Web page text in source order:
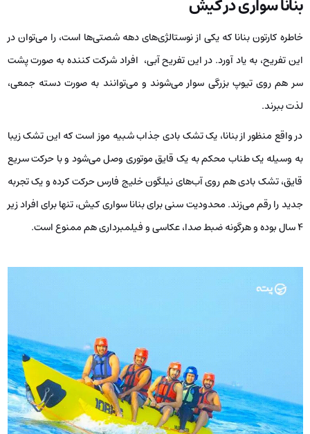
بنانا سواری در کیش
خاطره کارتون بنانا که یکی از نوستالژی‌های دهه شصتی‌ها است، را می‌توان در
این تفریح، به یاد آورد. در این تفریح آبی، افراد شرکت کننده به صورت پشت
سر هم روی تیوپ بزرگی سوار می‌شوند و می‌توانند به صورت دسته جمعی،
لذت ببرند.
در واقع منظور از بنانا، یک تشک بادی جذاب شبیه موز است که این تشک زیبا
به وسیله یک طناب محکم به یک قایق موتوری وصل می‌شود و با حرکت سریع
قایق، تشک بادی هم روی آب‌های نیلگون خلیج فارس حرکت کرده و یک تجربه
جدید را رقم می‌زند. محدودیت سنی برای بنانا سواری کیش، تنها برای افراد زیر
۴ سال بوده و هرگونه ضبط صدا، عکاسی و فیلمبرداری هم ممنوع است.